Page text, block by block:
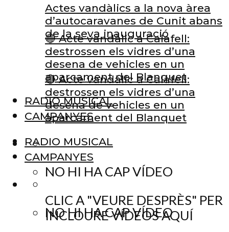
🔴 Acte vandàlic a Calafell:
destrossen els vidres d’una
desena de vehicles en un
aparcament del Blanquet
RADIO MUSICAL
CAMPANYES
NO HI HA CAP VÍDEO
CLIC A "VEURE DESPRÈS" PER
INCLOURE VÍDEOS AQUÍ
Actes vandàlics a la nova àrea
d’autocaravanes de Cunit abans
de la seva inauguració
🔴 Acte vandàlic a Calafell:
destrossen els vidres d’una
desena de vehicles en un
aparcament del Blanquet
RADIO MUSICAL
CAMPANYES
NO HI HA CAP VÍDEO